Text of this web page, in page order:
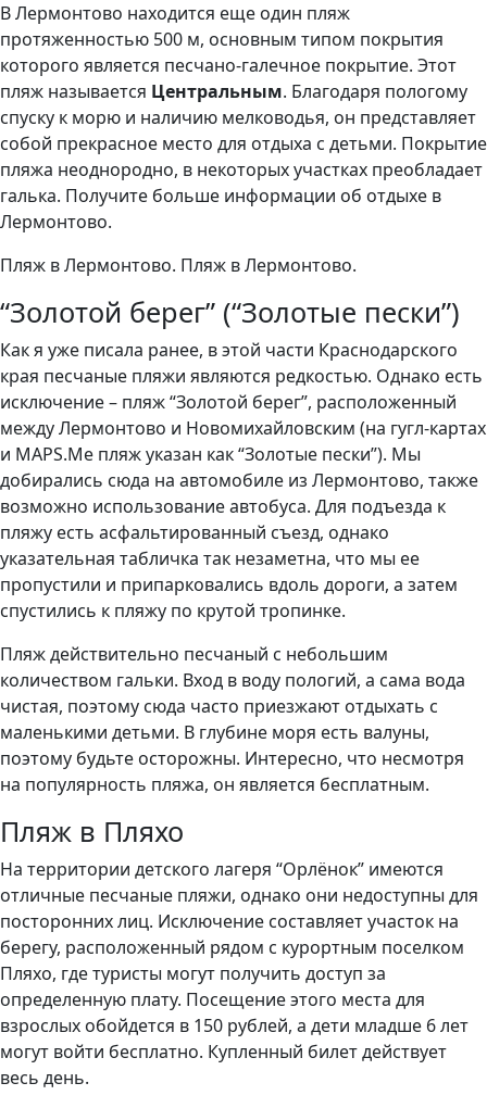
В Лермонтово находится еще один пляж
протяженностью 500 м, основным типом покрытия
которого является песчано-галечное покрытие. Этот
пляж называется Центральным. Благодаря пологому
спуску к морю и наличию мелководья, он представляет
собой прекрасное место для отдыха с детьми. Покрытие
пляжа неоднородно, в некоторых участках преобладает
галька. Получите больше информации об отдыхе в
Лермонтово.
Пляж в Лермонтово. Пляж в Лермонтово.
“Золотой берег” (“Золотые пески”)
Как я уже писала ранее, в этой части Краснодарского
края песчаные пляжи являются редкостью. Однако есть
исключение – пляж “Золотой берег”, расположенный
между Лермонтово и Новомихайловским (на гугл-картах
и MAPS.Me пляж указан как “Золотые пески”). Мы
добирались сюда на автомобиле из Лермонтово, также
возможно использование автобуса. Для подъезда к
пляжу есть асфальтированный съезд, однако
указательная табличка так незаметна, что мы ее
пропустили и припарковались вдоль дороги, а затем
спустились к пляжу по крутой тропинке.
Пляж действительно песчаный с небольшим
количеством гальки. Вход в воду пологий, а сама вода
чистая, поэтому сюда часто приезжают отдыхать с
маленькими детьми. В глубине моря есть валуны,
поэтому будьте осторожны. Интересно, что несмотря
на популярность пляжа, он является бесплатным.
Пляж в Пляхо
На территории детского лагеря “Орлёнок” имеются
отличные песчаные пляжи, однако они недоступны для
посторонних лиц. Исключение составляет участок на
берегу, расположенный рядом с курортным поселком
Пляхо, где туристы могут получить доступ за
определенную плату. Посещение этого места для
взрослых обойдется в 150 рублей, а дети младше 6 лет
могут войти бесплатно. Купленный билет действует
весь день.